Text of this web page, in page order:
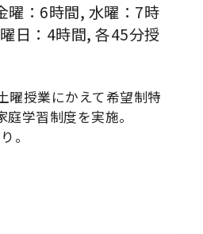
曜：6時間, 水曜：7時
日：4時間, 各45分授
曜授業にかえて希望制特
学習制度を実施。
。